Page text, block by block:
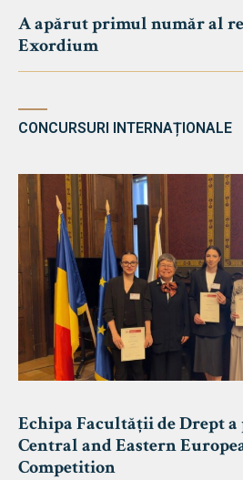
A apărut primul număr al
Exordium
CONCURSURI INTERNAȚIONALE
Echipa Facultății de Drept
Central and Eastern
Competition